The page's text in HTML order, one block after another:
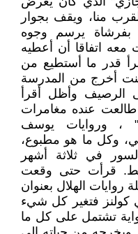
منا، ويقف بجوار
يرسم وجوه
معه اتفاقا أن أعطيه
قدر ما أستطيع من
أخرج من المدرسة
الرصيف وأظل أقرأ
طالعت عنده مغامرات
، وروايات يوسف
وكل ما هو مطبوع،
في ثلاثة أشهر
قرأت حتى وقعت
الهلال بعنوان
كولنز فتغير كل شيء
تشتمل على كل ما